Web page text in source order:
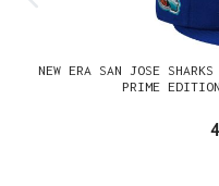
NEW ERA SAN JOSE
PRIME